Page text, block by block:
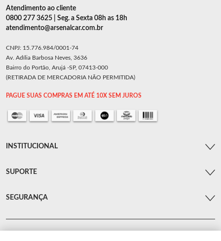
Atendimento ao cliente
0800 277 3625 | Seg. a Sexta 08h as 18h
atendimento@arsenalcar.com.br
CNPJ: 15.776.984/0001-74
Av. Adília Barbosa Neves, 3636
Bairro do Portão, Arujá -SP, 07413-000
(RETIRADA DE MERCADORIA NÃO PERMITIDA)
PAGUE SUAS COMPRAS EM ATÉ 10X SEM JUROS
INSTITUCIONAL
SUPORTE
SEGURANÇA